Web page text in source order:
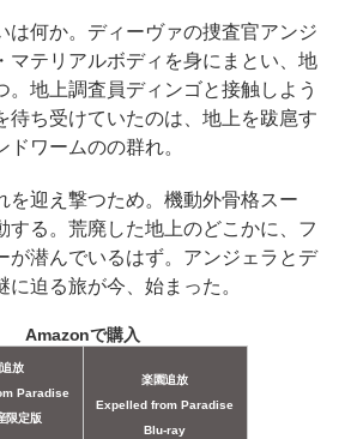
何か。ディーヴァの捜査官アンジ
マテリアルボディを身にまとい、地
。地上調査員ディンゴと接触しよう
待ち受けていたのは、地上を跋扈す
ワームのの群れ。
迎え撃つため。機動外骨格スー
する。荒廃した地上のどこかに、フ
が潜んでいるはず。アンジェラとデ
に迫る旅が今、始まった。
Amazonで購入
放
Paradise
限定版
楽園追放
Expelled from Paradise
Blu-ray